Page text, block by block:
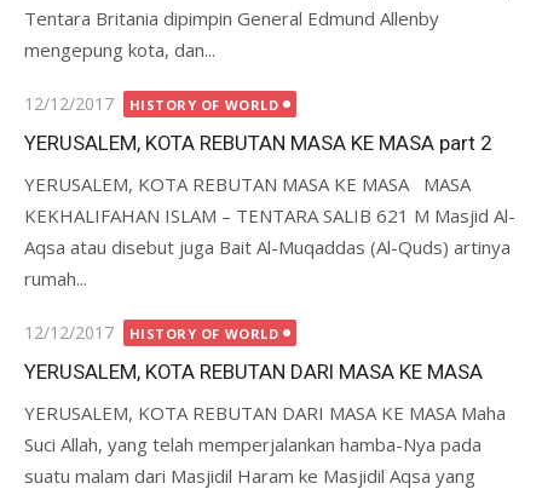
Tentara Britania dipimpin General Edmund Allenby
mengepung kota, dan...
Posted
on
12/12/2017 HISTORY OF WORLD
YERUSALEM, KOTA REBUTAN MASA KE MASA part 2
YERUSALEM, KOTA REBUTAN MASA KE MASA MASA
KEKHALIFAHAN ISLAM – TENTARA SALIB 621 M Masjid Al-
Aqsa atau disebut juga Bait Al-Muqaddas (Al-Quds) artinya
rumah...
Posted
on
12/12/2017 HISTORY OF WORLD
YERUSALEM, KOTA REBUTAN DARI MASA KE MASA
YERUSALEM, KOTA REBUTAN DARI MASA KE MASA Maha
Suci Allah, yang telah memperjalankan hamba-Nya pada
suatu malam dari Masjidil Haram ke Masjidil Aqsa yang